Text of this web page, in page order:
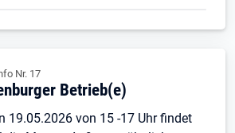
Nr. 17
Betrieb(e)
19.05.2026 von 15 -17 Uhr findet